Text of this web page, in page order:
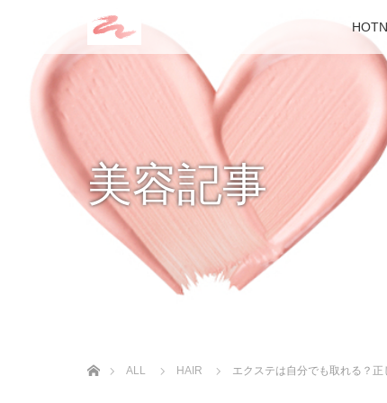
美容記事
ALL
HAIR エクステは自分でも取れる？正